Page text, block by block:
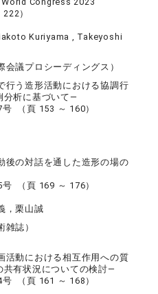
）
Kuriyama , Takeyoshi
会議プロシーディングス）
行う造形活動における協調行
分析に基づいて―
（頁 153 ～ 160）
後の対話を通した造形の場の
（頁 169 ～ 176）
，栗山誠
雑誌）
活動における相互作用への質
有状況についての検討―
（頁 161 ～ 168）